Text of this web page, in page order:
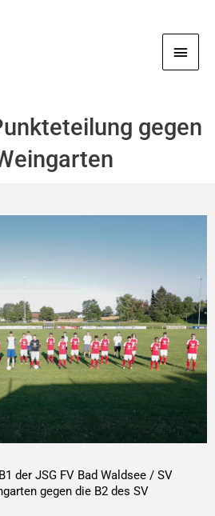
gegen
der JSG FV Bad Waldsee / SV
gegen die B2 des SV